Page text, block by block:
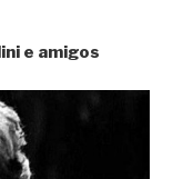
e amigos